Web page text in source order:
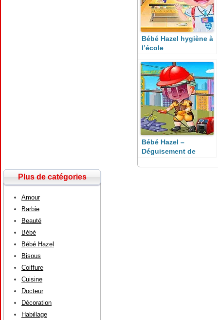
Bébé Hazel hygiène à
l’école
Bébé Hazel –
Déguisement de
Plus de catégories
Amour
Barbie
Beauté
Bébé
Bébé Hazel
Bisous
Coiffure
Cuisine
Docteur
Décoration
Habillage